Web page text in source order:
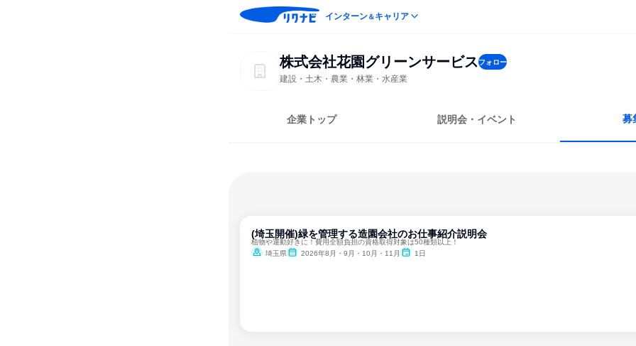
インターン＆キャリア
株式会社花園グリーンサービスフォロー
建設・土木・農業・林業・水産業
企業トップ 説明会・イベント 募
(埼玉開催)緑を管理する造園会社のお仕事紹介説明会
植物や運動好きに！費用全額負担の資格取得対象は50種類以上！
埼玉県
2026年8月・9月・10月・11月 1日